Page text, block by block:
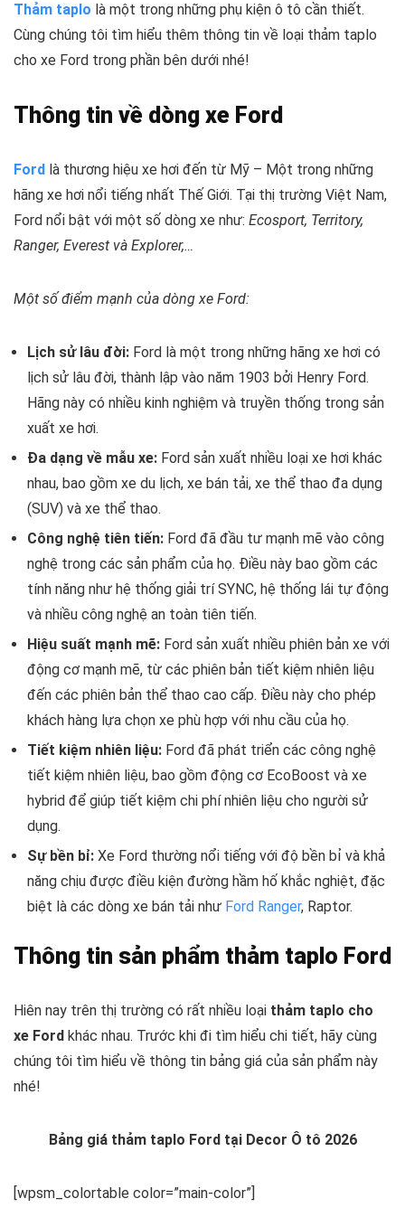
đến
230.000 ₫
đến
230.000 ₫
Thảm taplo là một trong những phụ kiện ô tô cần thiết.
Cùng chúng tôi tìm hiểu thêm thông tin về loại thảm taplo
cho xe Ford trong phần bên dưới nhé!
Thông tin về dòng xe Ford
Ford là thương hiệu xe hơi đến từ Mỹ – Một trong những
hãng xe hơi nổi tiếng nhất Thế Giới. Tại thị trường Việt Nam,
Ford nổi bật với một số dòng xe như: Ecosport, Territory,
Ranger, Everest và Explorer,…
Một số điểm mạnh của dòng xe Ford:
Lịch sử lâu đời: Ford là một trong những hãng xe hơi có
lịch sử lâu đời, thành lập vào năm 1903 bởi Henry Ford.
Hãng này có nhiều kinh nghiệm và truyền thống trong sản
xuất xe hơi.
Đa dạng về mẫu xe: Ford sản xuất nhiều loại xe hơi khác
nhau, bao gồm xe du lịch, xe bán tải, xe thể thao đa dụng
(SUV) và xe thể thao.
Công nghệ tiên tiến: Ford đã đầu tư mạnh mẽ vào công
nghệ trong các sản phẩm của họ. Điều này bao gồm các
tính năng như hệ thống giải trí SYNC, hệ thống lái tự động
và nhiều công nghệ an toàn tiên tiến.
Hiệu suất mạnh mẽ: Ford sản xuất nhiều phiên bản xe với
động cơ mạnh mẽ, từ các phiên bản tiết kiệm nhiên liệu
đến các phiên bản thể thao cao cấp. Điều này cho phép
khách hàng lựa chọn xe phù hợp với nhu cầu của họ.
Tiết kiệm nhiên liệu: Ford đã phát triển các công nghệ
tiết kiệm nhiên liệu, bao gồm động cơ EcoBoost và xe
hybrid để giúp tiết kiệm chi phí nhiên liệu cho người sử
dụng.
Sự bền bỉ: Xe Ford thường nổi tiếng với độ bền bỉ và khả
năng chịu được điều kiện đường hầm hố khắc nghiệt, đặc
biệt là các dòng xe bán tải như Ford Ranger, Raptor.
Thông tin sản phẩm thảm taplo Ford
Hiên nay trên thị trường có rất nhiều loại thảm taplo cho
xe Ford khác nhau. Trước khi đi tìm hiểu chi tiết, hãy cùng
chúng tôi tìm hiểu về thông tin bảng giá của sản phẩm này
nhé!
Bảng giá thảm taplo Ford tại Decor Ô tô 2026
[wpsm_colortable color=”main-color”]